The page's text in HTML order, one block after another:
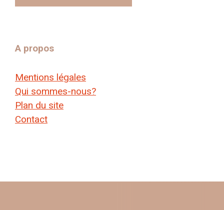
A propos
Mentions légales
Qui sommes-nous?
Plan du site
Contact